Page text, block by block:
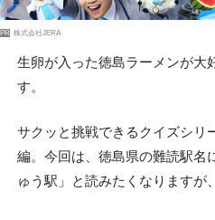
PR 株式会社JERA
生卵が入った徳島ラーメンが大
す。
サクッと挑戦できるクイズシリ
編。今回は、徳島県の難読駅名
ゅう駅」と読みたくなりますが